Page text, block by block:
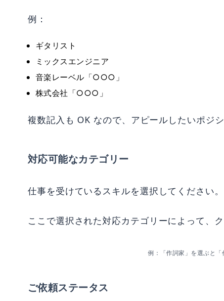
例：
ギタリスト
ミックスエンジニア
音楽レーベル「○○○」
株式会社「○○○」
複数記入も OK なので、アピールしたいポジ
対応可能なカテゴリー
仕事を受けているスキルを選択してください。
ここで選択された対応カテゴリーによって、
例：「作詞家」を選ぶと「
ご依頼ステータス